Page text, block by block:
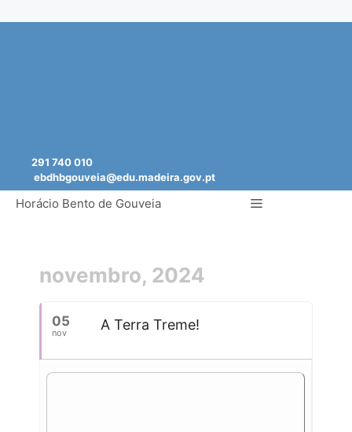
291 740 010
ebdhbgouveia@edu.madeira.gov.pt
Horácio Bento de Gouveia Menu
novembro, 2024
05
nov A Terra Treme!